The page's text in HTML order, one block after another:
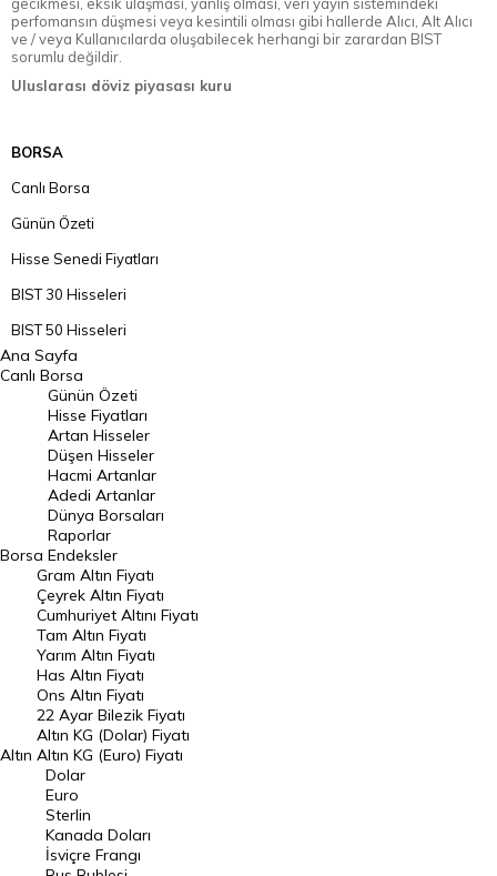
perfomansın düşmesi veya kesintili olması gibi hallerde Alıcı, Alt Alıcı
ve / veya Kullanıcılarda oluşabilecek herhangi bir zarardan BIST
sorumlu değildir.
Uluslarası döviz piyasası kuru
BORSA
Canlı Borsa
Günün Özeti
Hisse Senedi Fiyatları
BIST 30 Hisseleri
BIST 50 Hisseleri
BIST 100 Hisseleri
En Çok Artan Hisseler
En Çok Düşen Hisseler
Hacmi Artanlar
Geçmiş Kapanışlar
Dünya Borsaları
Raporlar
Endeksler
DÖVİZ
Döviz Kuru
Dolar Kuru
Euro Kuru
Pound Kuru
Frank Kuru
Ana Sayfa
Canlı Borsa
Borsa
Günün Özeti
Hisse Fiyatları
Artan Hisseler
Düşen Hisseler
Hacmi Artanlar
Adedi Artanlar
Dünya Borsaları
Raporlar
Endeksler
Altın
Gram Altın Fiyatı
Çeyrek Altın Fiyatı
Cumhuriyet Altını Fiyatı
Tam Altın Fiyatı
Yarım Altın Fiyatı
Has Altın Fiyatı
Ons Altın Fiyatı
22 Ayar Bilezik Fiyatı
Altın KG (Dolar) Fiyatı
Altın KG (Euro) Fiyatı
Dolar
Euro
Sterlin
Kanada Doları
İsviçre Frangı